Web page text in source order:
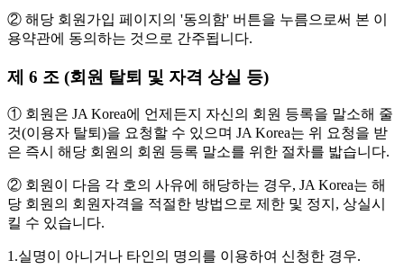
② 해당 회원가입 페이지의 '동의함' 버튼을 누름으로써 본 이
용약관에 동의하는 것으로 간주됩니다.
제 6 조 (회원 탈퇴 및 자격 상실 등)
① 회원은 JA Korea에 언제든지 자신의 회원 등록을 말소해 줄
것(이용자 탈퇴)을 요청할 수 있으며 JA Korea는 위 요청을 받
은 즉시 해당 회원의 회원 등록 말소를 위한 절차를 밟습니다.
② 회원이 다음 각 호의 사유에 해당하는 경우, JA Korea는 해
당 회원의 회원자격을 적절한 방법으로 제한 및 정지, 상실시
킬 수 있습니다.
1.실명이 아니거나 타인의 명의를 이용하여 신청한 경우.